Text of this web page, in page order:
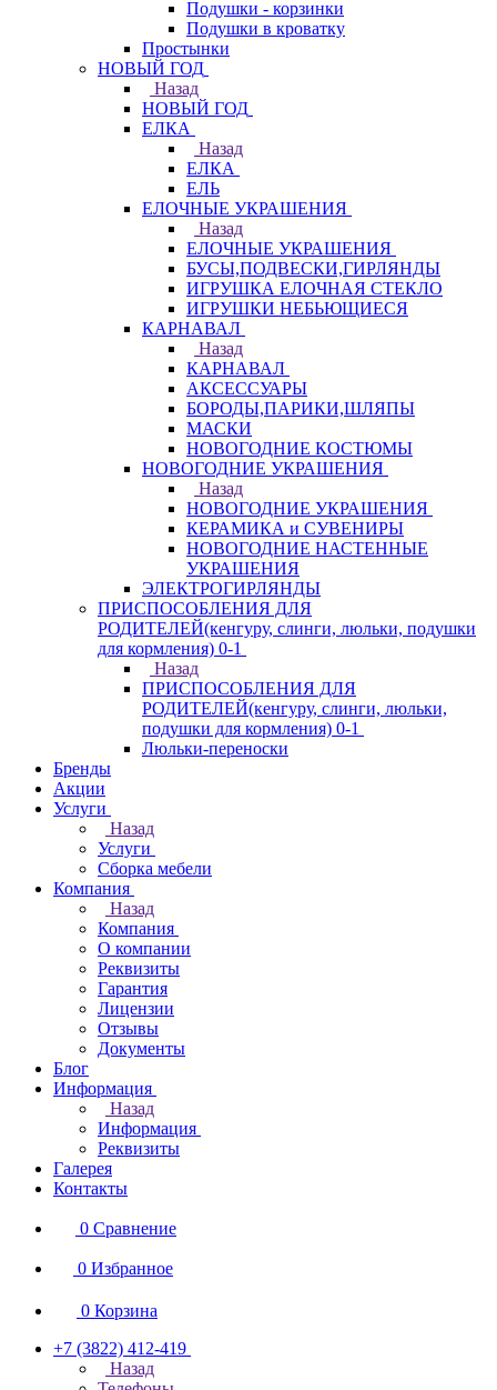
Подушки - корзинки
Подушки в кроватку
Простынки
НОВЫЙ ГОД
Назад
НОВЫЙ ГОД
ЕЛКА
Назад
ЕЛКА
ЕЛЬ
ЕЛОЧНЫЕ УКРАШЕНИЯ
Назад
ЕЛОЧНЫЕ УКРАШЕНИЯ
БУСЫ,ПОДВЕСКИ,ГИРЛЯНДЫ
ИГРУШКА ЕЛОЧНАЯ СТЕКЛО
ИГРУШКИ НЕБЬЮЩИЕСЯ
КАРНАВАЛ
Назад
КАРНАВАЛ
АКСЕССУАРЫ
БОРОДЫ,ПАРИКИ,ШЛЯПЫ
МАСКИ
НОВОГОДНИЕ КОСТЮМЫ
НОВОГОДНИЕ УКРАШЕНИЯ
Назад
НОВОГОДНИЕ УКРАШЕНИЯ
КЕРАМИКА и СУВЕНИРЫ
НОВОГОДНИЕ НАСТЕННЫЕ
УКРАШЕНИЯ
ЭЛЕКТРОГИРЛЯНДЫ
ПРИСПОСОБЛЕНИЯ ДЛЯ
РОДИТЕЛЕЙ(кенгуру, слинги, люльки, подушки
для кормления) 0-1
Назад
ПРИСПОСОБЛЕНИЯ ДЛЯ
РОДИТЕЛЕЙ(кенгуру, слинги, люльки,
подушки для кормления) 0-1
Люльки-переноски
Бренды
Акции
Услуги
Назад
Услуги
Сборка мебели
Компания
Назад
Компания
О компании
Реквизиты
Гарантия
Лицензии
Отзывы
Документы
Блог
Информация
Назад
Информация
Реквизиты
Галерея
Контакты
0 Сравнение
0 Избранное
0 Корзина
+7 (3822) 412-419
Назад